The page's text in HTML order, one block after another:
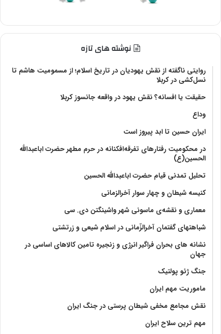
نوشته های تازه
روایتی ناگفته از نقش یهودیان در تاریخ اسلام؛ از مسمومیت هاشم تا
نسل‌کشی در کربلا
حقیقت یا افسانه؟‌ نقش یهود در واقعه جانسوز کربلا
وداع
ایران حسین تا ابد پیروز است
در محکومیت رفتارهای تفرقه‌افکنانه در حرم مطهر حضرت اباعبدالله
الحسین(ع)
تحلیل تمدنی قیام حضرت اباعبدالله الحسین
کنیسه شیطان و چهار سوار آخرالزمانی
معماری و نقشه‌ی ماسونی شهر واشينگتن دی. سی
شباهتهای گفتمان آخر‌الزّمانی در اسلام شیعی و زرتشتی
نشانه های بحران فراگیر انرژی و زنجیره تامین کالاهای اساسی در
جهان
جنگ ژئو پولتیک
ماموریت مهم ایران
نقش مجامع مخفی شیطان پرستی در جنگ ایران
مهم ترین سلاح ایران